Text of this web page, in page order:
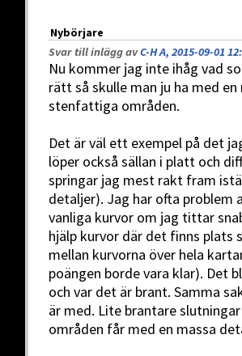
Nybörjare
Svar till inlägg avC-H A, 2015-09-01
Nu kommer jag inte ihåg vad
rätt så skulle man ju ha med
stenfattiga områden.
Det är väl ett exempel på det
löper också sällan i platt och
springar jag mest rakt fram
detaljer). Jag har ofta problem
vanliga kurvor om jag tittar
hjälp kurvor där det finns
mellan kurvorna över hela
poängen borde vara klar). Det
och var det är brant. Samma
är med. Lite brantare
områden får med en massa